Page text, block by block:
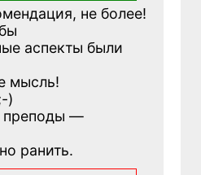
не более!
аспекты были
мысль!
)
преподы —
ранить.